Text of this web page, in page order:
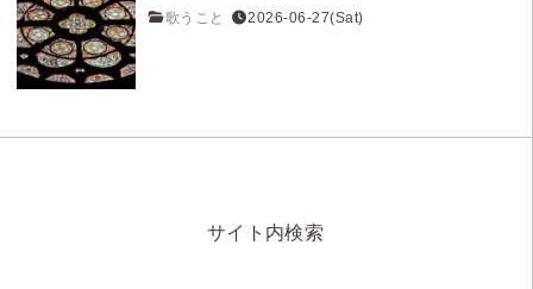
歌うこと 2026-06-27(Sat)
サイト内検索